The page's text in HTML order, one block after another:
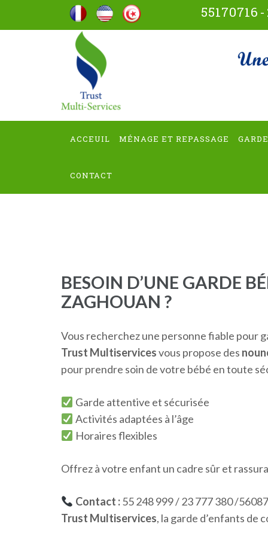
55170716 -
ACCEUIL MÉNAGE ET REPASSAGE
CONTACT
BESOIN D’UNE GARDE
ZAGHOUAN ?
Vous recherchez une personne fiable pour
Trust Multiservicesvous propose des
pour prendre soin de votre bébé en toute
Garde attentive et sécurisée
Activités adaptées à l’âge
Horaires flexibles
Offrez à votre enfant un cadre sûr et
Contact :55 248 999 / 23 777 380 /
Trust Multiservices, la garde d’enfants de